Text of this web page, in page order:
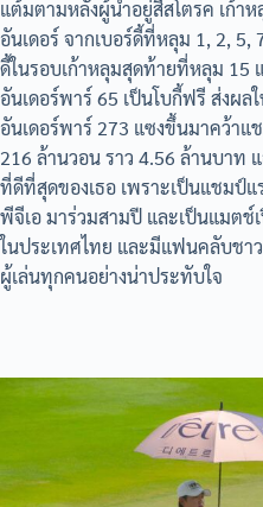
แต้มตามหลังผู้นำอยู่สี่สโตรค เก้า
อันเดอร์ จากเบอร์ดี้ที่หลุม 1, 2, 5,
ดี้ในรอบเก้าหลุมสุดท้ายที่หลุม 15
อันเดอร์พาร์ 65 เป็นโบกี้ฟรี ส่งผล
อันเดอร์พาร์ 273 แซงขึ้นมาคว้าแช
216 ล้านวอน ราว 4.56 ล้านบาท
ที่ดีที่สุดของเธอ เพราะเป็นแชมป์แ
พีจีเอ มาร่วมสามปี และเป็นแมต
ในประเทศไทย และมีแฟนคลับชา
ผู้เล่นทุกคนอย่างน่าประทับใจ